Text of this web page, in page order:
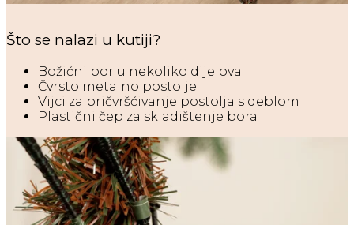
Što se nalazi u kutiji?
Božićni bor u nekoliko dijelova
Čvrsto metalno postolje
Vijci za pričvršćivanje postolja s deblom
Plastični čep za skladištenje bora